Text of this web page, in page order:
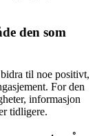
den som
til noe positivt,
For den
informasjon
tidligere.